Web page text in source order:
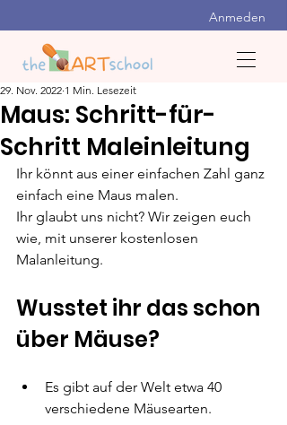
Anmeden
Maus: Schritt-für-
Schritt Maleinleitung
29. Nov. 2022 1 Min. Lesezeit
Ihr könnt aus einer einfachen Zahl ganz
einfach eine Maus malen.
Ihr glaubt uns nicht? Wir zeigen euch
wie, mit unserer kostenlosen
Malanleitung.
Wusstet ihr das schon
über Mäuse?
Es gibt auf der Welt etwa 40
verschiedene Mäusearten.